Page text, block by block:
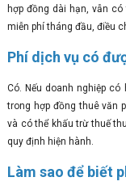
hợp đồng dài hạn, vẫn
miễn phí tháng đầu, điều
Phí dịch vụ có
Có. Nếu doanh nghiệp
trong hợp đồng thuê văn
và có thể khấu trừ thuế
quy định hiện hành.
Làm sao để biết